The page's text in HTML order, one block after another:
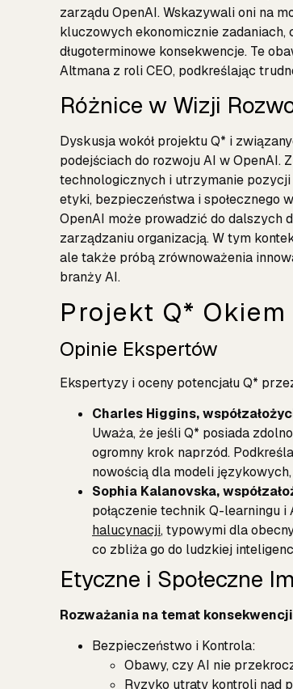
zarządu OpenAI. Wskazywali oni na
kluczowych ekonomicznie zadaniach,
długoterminowe konsekwencje. Te
Altmana z roli CEO, podkreślając
Różnice w Wizji
Dyskusja wokół projektu Q* i
podejściach do rozwoju AI w OpenAI.
technologicznych i utrzymanie
etyki, bezpieczeństwa i społecznego
OpenAI może prowadzić do dalszych
zarządzaniu organizacją. W tym
ale także próbą zrównoważenia
branży AI.
Projekt Q*
Opinie Ekspertów
Ekspertyzy i oceny potencjału Q*
Charles Higgins,
Uważa, że jeśli Q* posiada
ogromny krok naprzód.
nowością dla modeli
Sophia Kalanovska,
połączenie technik Q-learningu
halucynacji, typowymi dla
co zbliża go do ludzkiej
Etyczne i Społeczne
Rozważania na temat
Bezpieczeństwo i Kontrola:
Obawy, czy AI nie
Ryzyko utraty kontroli nad